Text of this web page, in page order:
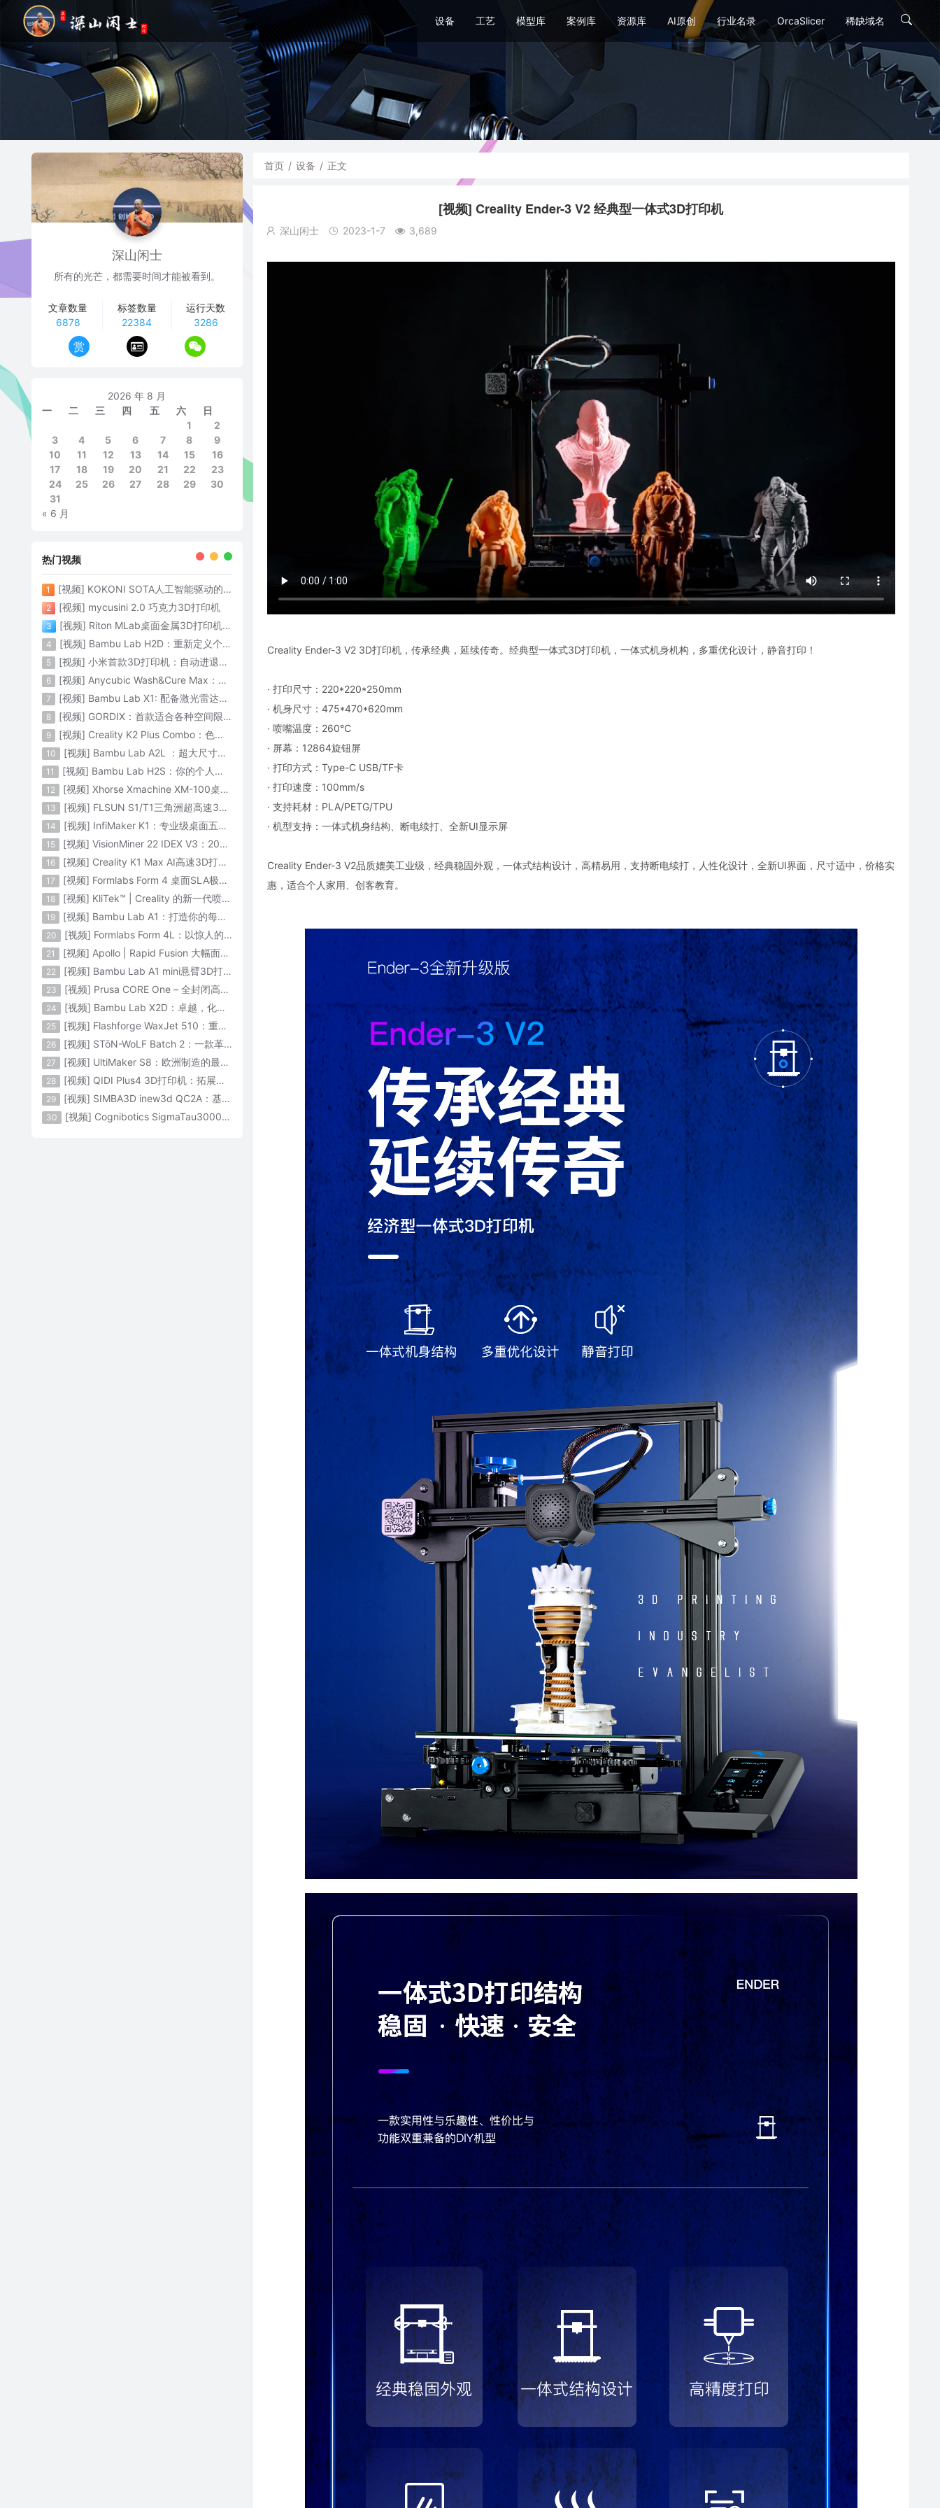
设备 工艺 模型库 案例库 资源库 AI原创 行业名录 OrcaSlicer 稀缺域名
首页 / 设备 / 正文
[视频] Creality Ender-3 V2 经典型一体式3D打印机
深山闲士 2023-1-7 3,689
Creality Ender-3 V2 3D打印机，传承经典，延续传奇。经典型一体式3D打印机，一体式机身机构，多重优化设计，静音打印！
· 打印尺寸：220*220*250mm
· 机身尺寸：475*470*620mm
· 喷嘴温度：260℃
· 屏幕：12864旋钮屏
· 打印方式：Type-C USB/TF卡
· 打印速度：100mm/s
· 支持耗材：PLA/PETG/TPU
· 机型支持：一体式机身结构、断电续打、全新UI显示屏
Creality Ender-3 V2品质媲美工业级，经典稳固外观，一体式结构设计，高精易用，支持断电续打，人性化设计，全新UI界面，尺寸适中，价格实
惠，适合个人家用、创客教育。
深山闲士
所有的光芒，都需要时间才能被看到。
文章数量
6878
标签数量
22384
运行天数
3286
赏
2026 年 8 月
一
二 三 四 五 六
日
1
2
3
4 5 6 7 8
9
10
11 12 13 14 15
16
17
18 19 20 21 22
23
24
25 26 27 28 29
30
31
« 6 月
热门视频
1 [视频] KOKONI SOTA人工智能驱动的3D打印革命 倒立打印600mm/s
2 [视频] mycusini 2.0 巧克力3D打印机
3 [视频] Riton MLab桌面金属3D打印机：体积小性能强大
4 [视频] Bambu Lab H2D：重新定义个人智造
5 [视频] 小米首款3D打印机：自动进退料、AI云切片、人脸拍照建模 3D玩家兴趣首选
6 [视频] Anycubic Wash&Cure Max：清洗+后固化二合一设备
7 [视频] Bambu Lab X1: 配备激光雷达和人工智能的CoreXY彩色3D打印机
8 [视频] GORDIX：首款适合各种空间限制的3合1便携式数控机床
9 [视频] Creality K2 Plus Combo：色彩与尺寸的史诗级飞跃
10 [视频] Bambu Lab A2L ：超大尺寸家用打印机 告别拆件 轻松一体成型
11 [视频] Bambu Lab H2S：你的个人智造中心
12 [视频] Xhorse Xmachine XM-100桌面级五轴CNC机床：卓越的精度和效率
13 [视频] FLSUN S1/T1三角洲超高速3D打印机 打印速度1200mm/s
14 [视频] InfiMaker K1：专业级桌面五轴数控机床
15 [视频] VisionMiner 22 IDEX V3：2024年最佳工程材料3D打印机
16 [视频] Creality K1 Max AI高速3D打印机：600mm/s打印速度 史诗般的飞跃
17 [视频] Formlabs Form 4 桌面SLA极速3D打印机 工业级打印质量
18 [视频] KliTek™ | Creality 的新一代喷嘴更换系统
19 [视频] Bambu Lab A1：打造你的每一份热爱
20 [视频] Formlabs Form 4L：以惊人的速度获得工业级部件
21 [视频] Apollo | Rapid Fusion 大幅面颗粒3D打印系统
22 [视频] Bambu Lab A1 mini悬臂3D打印机：让多色打印成为标配
23 [视频] Prusa CORE One – 全封闭高速CoreXY 3D打印机配备主动腔体温度控制
24 [视频] Bambu Lab X2D：卓越，化繁为简！
25 [视频] Flashforge WaxJet 510：重新定义精度 专为K金珠宝铸造而生
26 [视频] STōN-WoLF Batch 2：一款革命性的“飞行龙门架”3D打印机
27 [视频] UltiMaker S8：欧洲制造的最快的桌面双材料专业3D打印机
28 [视频] QIDI Plus4 3D打印机：拓展您的想象力
29 [视频] SIMBA3D inew3d QC2A：基于AI建模的桌面全彩色3D打印机
30 [视频] Cognibotics SigmaTau3000 轻型机器人：智能制造的未来